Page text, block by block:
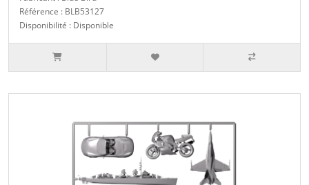
Référence : BLB53127
Disponibilité : Disponible